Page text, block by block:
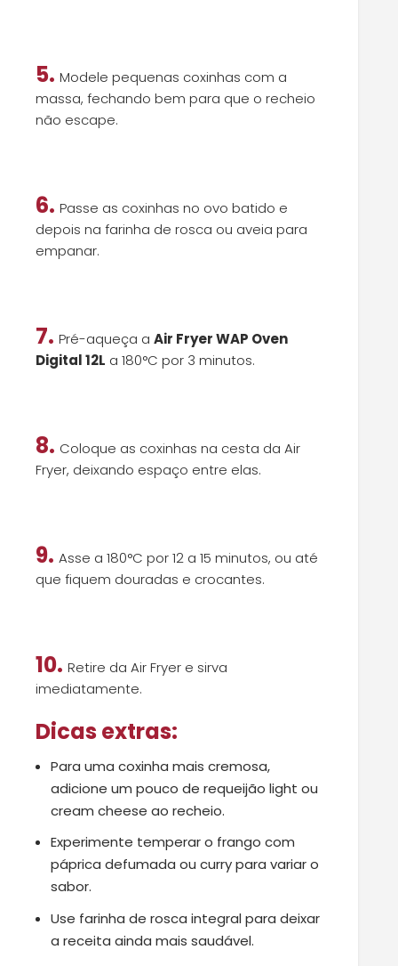
5.Modele pequenas coxinhas com a
massa, fechando bem para que o recheio
não escape.
6.Passe as coxinhas no ovo batido e
depois na farinha de rosca ou aveia para
empanar.
7.Pré-aqueça aAir Fryer WAP Oven
Digital 12L a 180°C por 3 minutos.
8. Coloque as coxinhas na cesta da Air
Fryer, deixando espaço entre elas.
9.Asse a 180°C por 12 a 15 minutos, ou até
que fiquem douradas e crocantes.
10.Retire da Air Fryer e sirva
imediatamente.
Dicas extras:
Para uma coxinha mais cremosa,
adicione um pouco de requeijão light ou
cream cheese ao recheio.
Experimente temperar o frango com
páprica defumada ou curry para variar o
sabor.
Use farinha de rosca integral para deixar
a receita ainda mais saudável.